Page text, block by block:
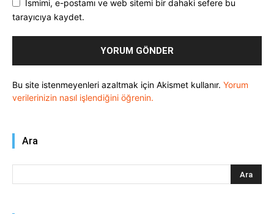
Ismimi, e-postamı ve web sitemi bir dahaki sefere bu
tarayıcıya kaydet.
Bu site istenmeyenleri azaltmak için Akismet kullanır. Yorum
verilerinizin nasıl işlendiğini öğrenin.
Ara